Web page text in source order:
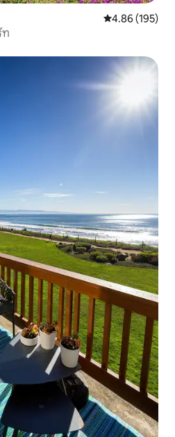
คะแนนเฉลี่ย
4.86 (195)
ท